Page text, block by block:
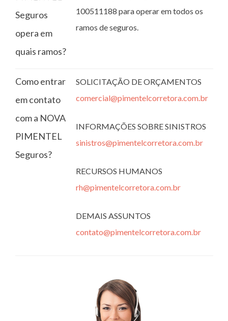
Seguros
opera em
quais ramos?
100511188 para operar em todos os
ramos de seguros.
Como entrar
em contato
com a NOVA
PIMENTEL
Seguros?
SOLICITAÇÃO DE ORÇAMENTOS
comercial@pimentelcorretora.com.br
INFORMAÇÕES SOBRE SINISTROS
sinistros@pimentelcorretora.com.br
RECURSOS HUMANOS
rh@pimentelcorretora.com.br
DEMAIS ASSUNTOS
contato@pimentelcorretora.com.br